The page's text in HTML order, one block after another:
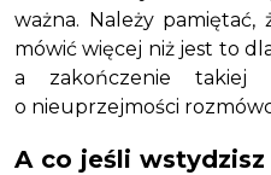
ważna. Należy
mówić więcej niż jest to
a zakończenie takiej
o nieuprzejmości
A co jeśli